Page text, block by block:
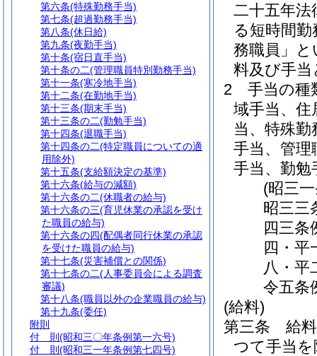
二十五年法
る短時間
務職員」と
料及び手
2
手当の種
域手当、住
当、特殊
手当、管理
手当、勤勉
(昭三
昭三三
四三条
四・平
八・平
令五条
(給料)
第三条
給
つて手当
第六条(特殊勤務手当)
第七条(超過勤務手当)
第八条(休日給)
第九条(夜勤手当)
第十条(宿日直手当)
第十条の二(管理職員特別勤務手当)
第十一条(寒冷地手当)
第十二条(在勤地手当)
第十三条(期末手当)
第十三条の二(勤勉手当)
第十四条(退職手当)
第十四条の二(特定職員についての適
用除外)
第十五条(支給額決定の基準)
第十六条(給与の減額)
第十六条の二(休職者の給与)
第十六条の三(育児休業の承認を受け
た職員の給与)
第十六条の四(配偶者同行休業の承認
を受けた職員の給与)
第十七条(災害補償との関係)
第十七条の二(人事委員会による調査
審議)
第十八条(職員以外の企業職員の給与)
第十九条(委任)
附則
付 則 (昭和三〇年条例第一六号)
付 則 (昭和三一年条例第七四号)